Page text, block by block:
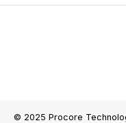
© 2025 Procore